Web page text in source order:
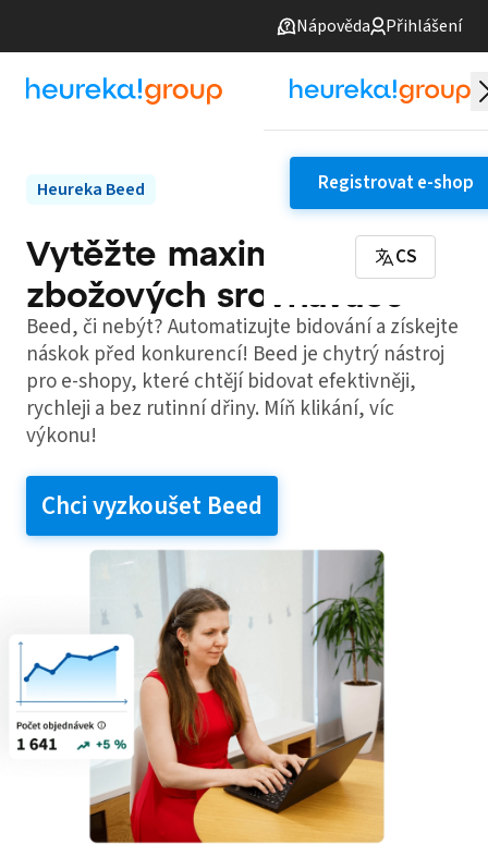
Nápověda Přihlášení
Registrovat e-shop
CS
Heureka Beed
Vytěžte maximum ze
zbožových srovnávačů
Beed, či nebýt? Automatizujte bidování a získejte
náskok před konkurencí! Beed je chytrý nástroj
pro e-shopy, které chtějí bidovat efektivněji,
rychleji a bez rutinní dřiny. Míň klikání, víc
výkonu!
Chci vyzkoušet Beed